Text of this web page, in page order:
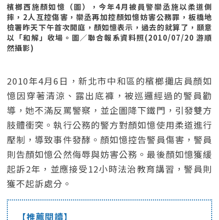
檳榔西施顏如憶（圖），今年4月被員警欒丞施以柔道側
摔，2人互控傷害，欒丞再加控顏如憶妨害公務罪，板橋地
檢署昨天下午首次開庭，顏如憶表示，過去的就算了，願意
以「和解」收場。圖／聯合報系資料照(2010/07/20 游順
然攝影)
2010年4月6日，新北市中和區的檳榔攤店員顏如
憶因穿著清涼、露出底褲，被巡邏經過的警員勸
導，她不滿反罵警察，並企圖降下鐵門，引發雙方
肢體衝突。執行公務的警方對顏如憶使用柔道進行
壓制，導致事件發酵。顏如憶控告警員傷害，警員
則告顏如憶公然侮辱與妨害公務。最後顏如憶獲緩
起訴2年，並應接受12小時法治教育講習，警員則
獲不起訴處分。
【推薦閱讀】